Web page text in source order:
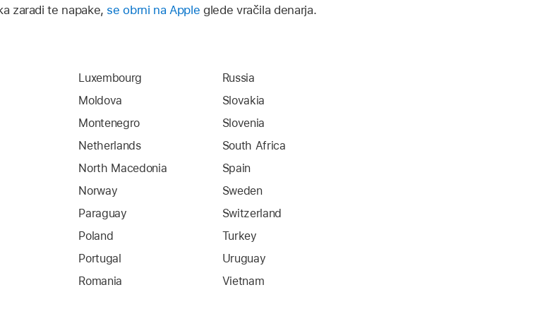
zaradi te napake, se obrni na Apple glede vračila denarja.
Luxembourg
Moldova
Montenegro
Netherlands
North Macedonia
Norway
Paraguay
Poland
Portugal
Romania
Russia
Slovakia
Slovenia
South Africa
Spain
Sweden
Switzerland
Turkey
Uruguay
Vietnam